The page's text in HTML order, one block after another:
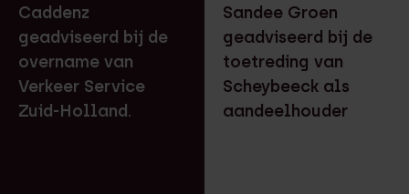
Caddenz
geadviseerd bij de
overname van
Verkeer Service
Zuid-Holland.
Sandee Groen
geadviseerd bij de
toetreding van
Scheybeeck als
aandeelhouder